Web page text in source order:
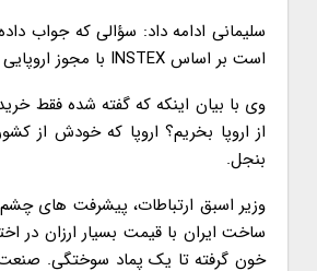
سلیمانی ادامه داد: سؤالی که جواب
است بر اساس INSTEX با مجوز اروپایی ها خرید کنیم یا نه. اگر قرار است با مجوز اروپایی ها خرید کنیم، چه خریدهایی می توانیم بکنیم؟
وی با بیان اینکه که گفته شده فقط
از اروپا بخریم؟ اروپا که خودش از
بنجل.
وزیر اسبق ارتباطات، پیشرفت های چشم
ساخت ایران با قیمت بسیار ارزان در
خون گرفته تا یک پماد سوختگی. صنعت